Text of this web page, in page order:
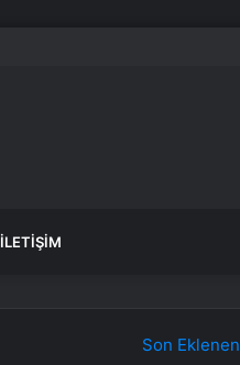
İLETIŞIM
Son Eklenen